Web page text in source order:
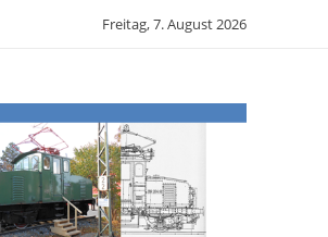
Freitag, 7. August 2026